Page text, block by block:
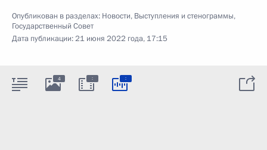
Опубликован в разделах: Новости, Выступления и стенограммы,
Государственный Совет
Дата публикации:21 июня 2022 года, 17:15
4 : :